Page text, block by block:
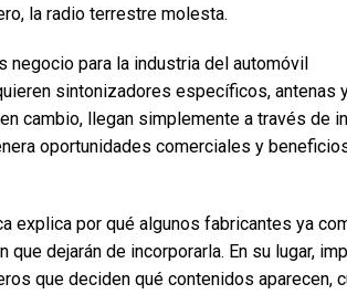
la radio terrestre molesta.
negocio para la industria del automóvil
sintonizadores específicos, antenas
cambio, llegan simplemente a través de
oportunidades comerciales y
explica por qué algunos fabricantes ya
que dejarán de incorporarla. En su lugar,
que deciden qué contenidos aparecen,